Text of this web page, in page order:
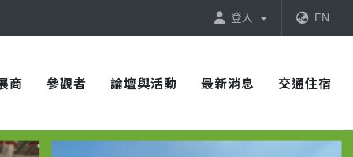
登入 EN
商 參觀者 論壇與活動 最新消息 交通住宿